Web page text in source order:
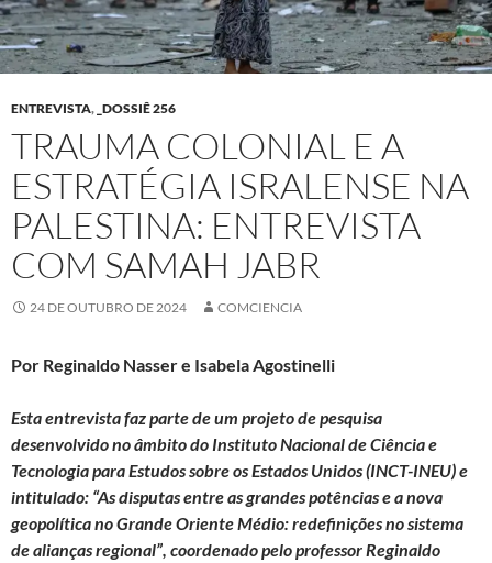
ENTREVISTA, _DOSSIÊ 256
TRAUMA COLONIAL E A
ESTRATÉGIA ISRALENSE NA
PALESTINA: ENTREVISTA
COM SAMAH JABR
24 DE OUTUBRO DE 2024 COMCIENCIA
Por Reginaldo Nasser e Isabela Agostinelli
Esta entrevista faz parte de um projeto de pesquisa
desenvolvido no âmbito do Instituto Nacional de Ciência e
Tecnologia para Estudos sobre os Estados Unidos (INCT-INEU) e
intitulado: “As disputas entre as grandes potências e a nova
geopolítica no Grande Oriente Médio: redefinições no sistema
de alianças regional”, coordenado pelo professor Reginaldo